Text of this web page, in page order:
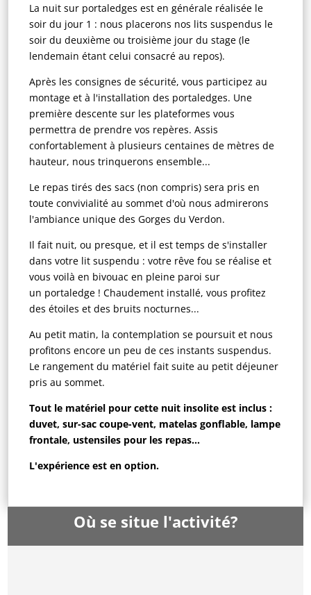
La nuit sur portaledges est en générale réalisée le
soir du jour 1 : nous placerons nos lits suspendus le
soir du deuxième ou troisième jour du stage (le
lendemain étant celui consacré au repos).
Après les consignes de sécurité, vous participez au
montage et à l'installation des portaledges. Une
première descente sur les plateformes vous
permettra de prendre vos repères. Assis
confortablement à plusieurs centaines de mètres de
hauteur, nous trinquerons ensemble...
Le repas tirés des sacs (non compris) sera pris en
toute convivialité au sommet d'où nous admirerons
l'ambiance unique des Gorges du Verdon.
Il fait nuit, ou presque, et il est temps de s'installer
dans votre lit suspendu : votre rêve fou se réalise et
vous voilà en bivouac en pleine paroi sur
un portaledge ! Chaudement installé, vous profitez
des étoiles et des bruits nocturnes...
Au petit matin, la contemplation se poursuit et nous
profitons encore un peu de ces instants suspendus.
Le rangement du matériel fait suite au petit déjeuner
pris au sommet.
Tout le matériel pour cette nuit insolite est inclus :
duvet, sur-sac coupe-vent, matelas gonflable, lampe
frontale, ustensiles pour les repas...
L'expérience est en option.
Où se situe l'activité?